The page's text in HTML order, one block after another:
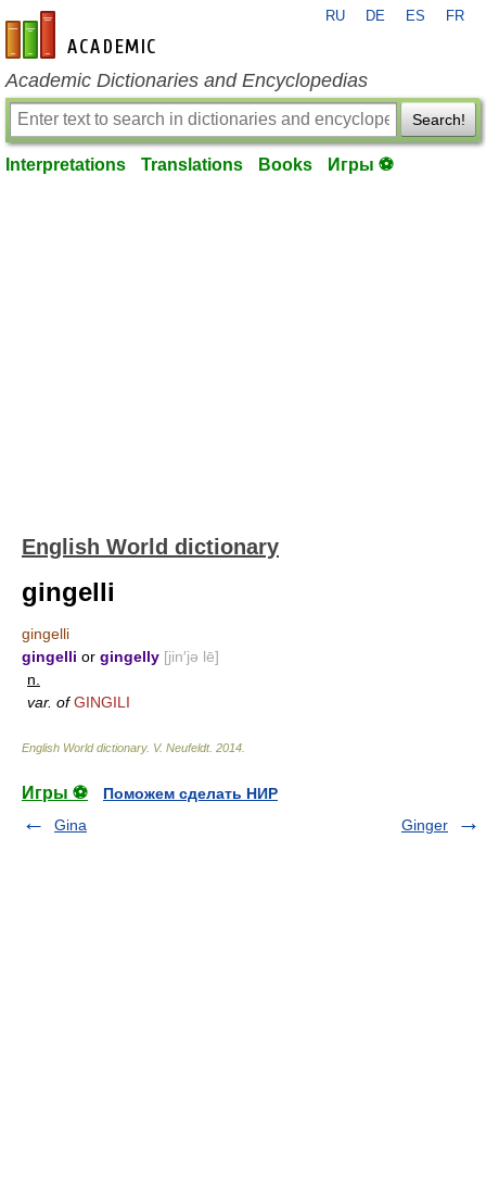
en-academic.com
RU DE ES FR
Academic Dictionaries and Encyclopedias
Search!
Interpretations Translations Books Игры ⚽
English World dictionary
gingelli
gingelli
gingelli or gingelly [jin′jə lē]
n.
var. of GINGILI
English World dictionary. V. Neufeldt. 2014
Игры ⚽
Поможем сделать НИР
Gina
Ginger